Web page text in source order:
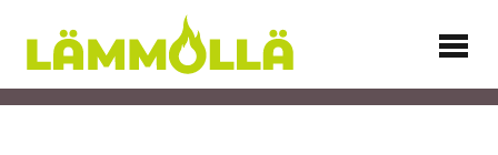
sisältöön
Lämmöllä